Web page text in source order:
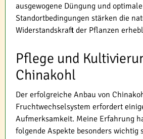
ausgewogene Düngung und optimale
Standortbedingungen stärken die
Widerstandskraft der Pflanzen
Pflege und
Chinakohl
Der erfolgreiche Anbau von
Fruchtwechselsystem erfordert
Aufmerksamkeit. Meine Erfahrung
folgende Aspekte besonders wichtig